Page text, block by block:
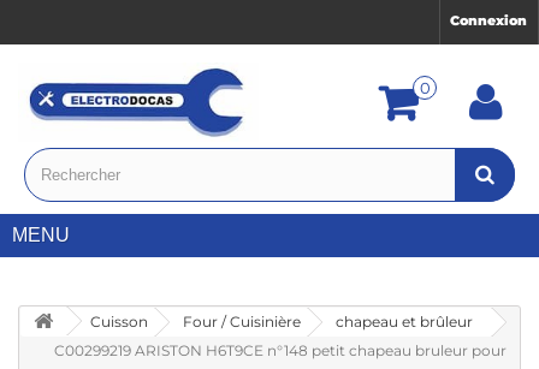
Connexion
0
MENU
Cuisson Four / Cuisinière
chapeau et brûleur
C00299219 ARISTON H6T9CE n°148 petit chapeau bruleur pour